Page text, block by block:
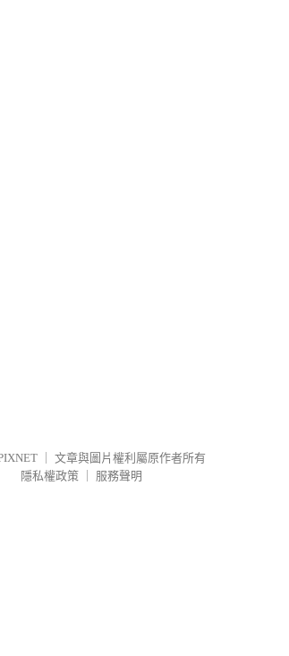
文章與圖片權利屬原作者所有
隱私權政策
服務聲明